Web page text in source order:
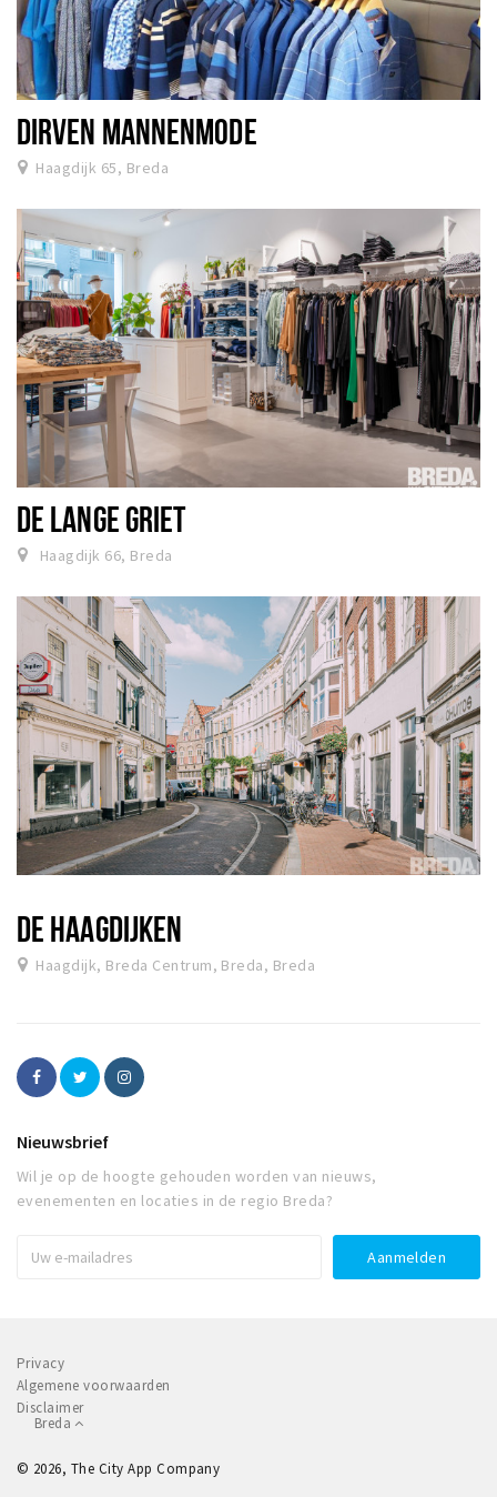
DIRVEN MANNENMODE
Haagdijk 65, Breda
DE LANGE GRIET
Haagdijk 66, Breda
DE HAAGDIJKEN
Haagdijk, Breda Centrum, Breda, Breda
Nieuwsbrief
Wil je op de hoogte gehouden worden van nieuws,
evenementen en locaties in de regio Breda?
Privacy
Algemene voorwaarden
Disclaimer
Breda
© 2026, The City App Company